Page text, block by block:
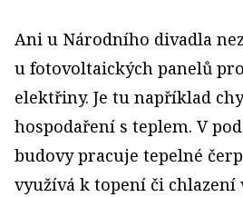
Ani u Národního divadla
u fotovoltaických panelů
elektřiny. Je tu například
hospodaření s teplem. V
budovy pracuje tepelné
využívá k topení či chlazení